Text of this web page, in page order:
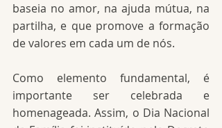
baseia no amor, na ajuda mútua, na
partilha, e que promove a formação
de valores em cada um de nós.
Como elemento fundamental, é
importante ser celebrada e
homenageada. Assim, o Dia Nacional